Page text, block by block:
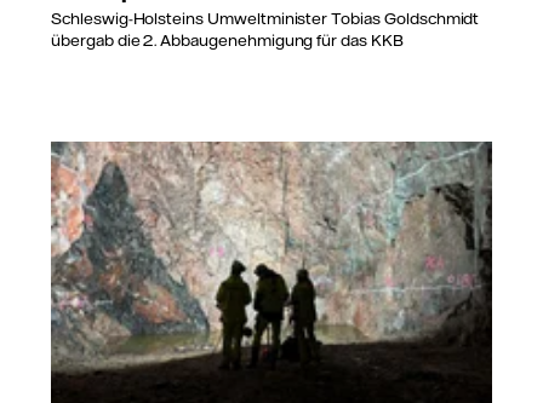
Schleswig-Holsteins Umweltminister Tobias Goldschmidt
übergab die 2. Abbaugenehmigung für das KKB